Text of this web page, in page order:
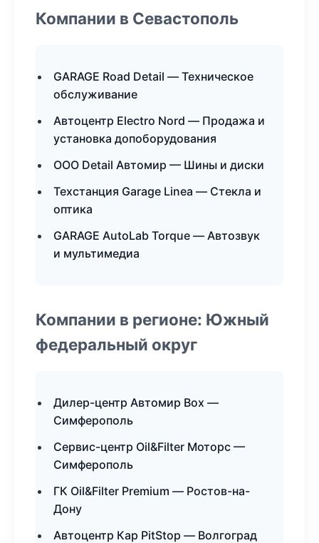
Компании в Севастополь
GARAGE Road Detail — Техническое
обслуживание
Автоцентр Electro Nord — Продажа и
установка допоборудования
ООО Detail Автомир — Шины и диски
Техстанция Garage Linea — Стекла и
оптика
GARAGE AutoLab Torque — Автозвук
и мультимедиа
Компании в регионе: Южный
федеральный округ
Дилер-центр Автомир Box —
Симферополь
Сервис-центр Oil&Filter Моторс —
Симферополь
ГК Oil&Filter Premium — Ростов-на-
Дону
Автоцентр Кар PitStop — Волгоград